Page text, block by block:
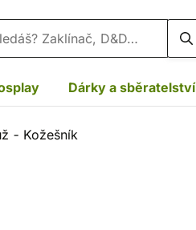
Dárky a sběratelství
- Kožešník